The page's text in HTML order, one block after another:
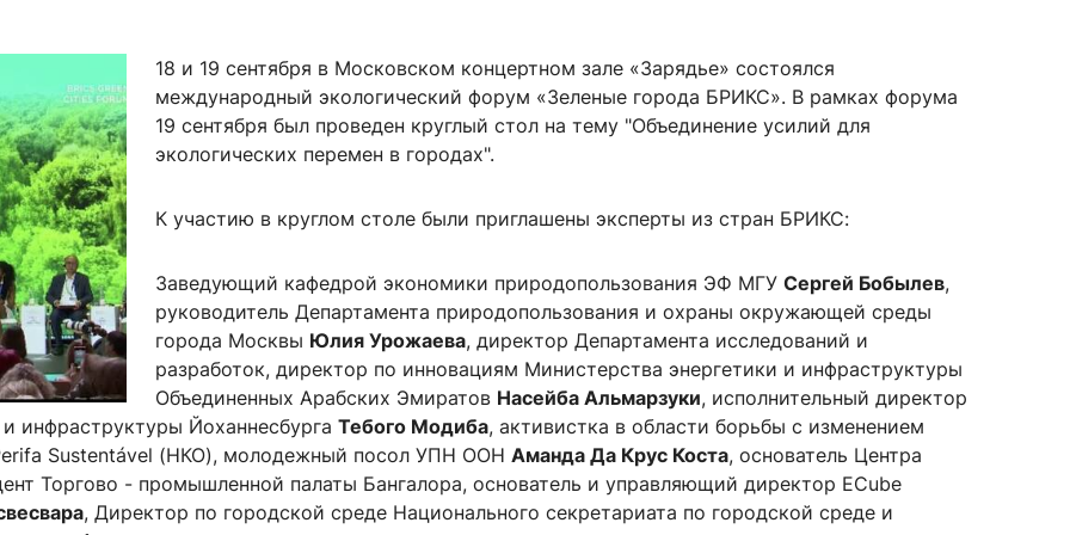
и трудоустройство
трудоустройству
/ мероприятия
Информационные ресурсы
Читальный зал
Учебная полка
Информационно-аналитический отдел
ИИ в образовании
факультета»
«Экономика»
Контакты
18 и 19 сентября в Московском концертном зале «Зарядье» состоялся
международный экологический форум «Зеленые города БРИКС». В рамках форума
19 сентября был проведен круглый стол на тему "Объединение усилий для
экологических перемен в городах".
К участию в круглом столе были приглашены эксперты из стран БРИКС:
Заведующий кафедрой экономики природопользования ЭФ МГУ Сергей Бобылев,
руководитель Департамента природопользования и охраны окружающей среды
города Москвы Юлия Урожаева, директор Департамента исследований и
разработок, директор по инновациям Министерства энергетики и инфраструктуры
Объединенных Арабских Эмиратов Насейба Альмарзуки, исполнительный директор
инфраструктуры Йоханнесбурга Тебого Модиба, активистка в области борьбы с изменением
Sustentável (НКО), молодежный посол УПН ООН Аманда Да Крус Коста, основатель Центра
Торгово - промышленной палаты Бангалора, основатель и управляющий директор ECube
, Директор по городской среде Национального секретариата по городской среде и